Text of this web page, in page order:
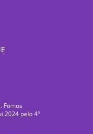
Fomos
2024 pelo 4º